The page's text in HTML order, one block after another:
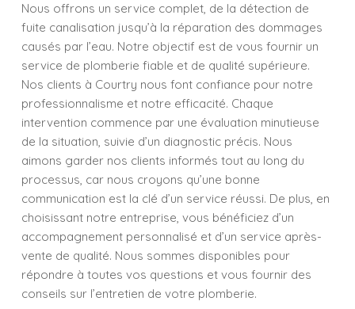
Nous offrons un service complet, de la détection de
fuite canalisation jusqu’à la réparation des dommages
causés par l’eau. Notre objectif est de vous fournir un
service de plomberie fiable et de qualité supérieure.
Nos clients à Courtry nous font confiance pour notre
professionnalisme et notre efficacité. Chaque
intervention commence par une évaluation minutieuse
de la situation, suivie d’un diagnostic précis. Nous
aimons garder nos clients informés tout au long du
processus, car nous croyons qu’une bonne
communication est la clé d’un service réussi. De plus, en
choisissant notre entreprise, vous bénéficiez d’un
accompagnement personnalisé et d’un service après-
vente de qualité. Nous sommes disponibles pour
répondre à toutes vos questions et vous fournir des
conseils sur l’entretien de votre plomberie.